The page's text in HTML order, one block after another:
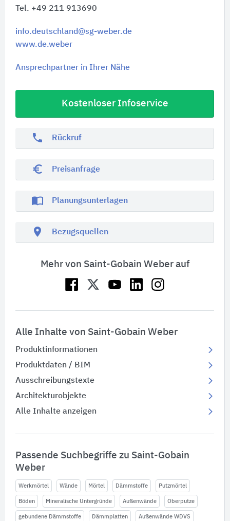
Tel. +49 211 913690
info.deutschland@sg-weber.de
www.de.weber
Ansprechpartner in Ihrer Nähe
Kostenloser Infoservice
phone Rückruf
euro_symbol Preisanfrage
import_contacts Planungsunterlagen
location_on Bezugsquellen
Mehr von Saint-Gobain Weber auf
Alle Inhalte von Saint-Gobain Weber
Produktinformationen
Produktdaten / BIM
Ausschreibungstexte
Architekturobjekte
Alle Inhalte anzeigen
Passende Suchbegriffe zu Saint-Gobain
Weber
Werkmörtel Wände Mörtel Dämmstoffe Putzmörtel
Böden Mineralische Untergründe Außenwände Oberputze
gebundene Dämmstoffe Dämmplatten Außenwände WDVS